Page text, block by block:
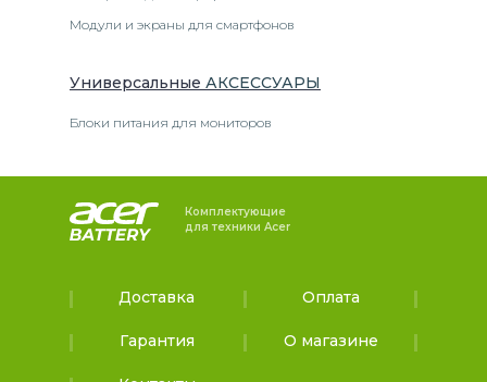
Модули и экраны для смартфонов
Универсальные АКСЕССУАРЫ
Блоки питания для мониторов
Комплектующие
для техники Acer
Доставка Оплата
Гарантия О магазине